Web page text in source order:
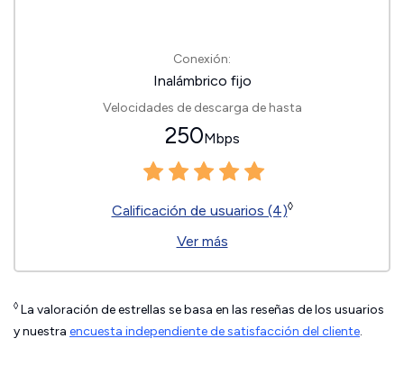
Conexión:
Inalámbrico fijo
Velocidades de descarga de hasta
250Mbps
Calificación de usuarios (4)◊
Ver más
◊ La valoración de estrellas se basa en las reseñas de los usuarios
y nuestra encuesta independiente de satisfacción del cliente.